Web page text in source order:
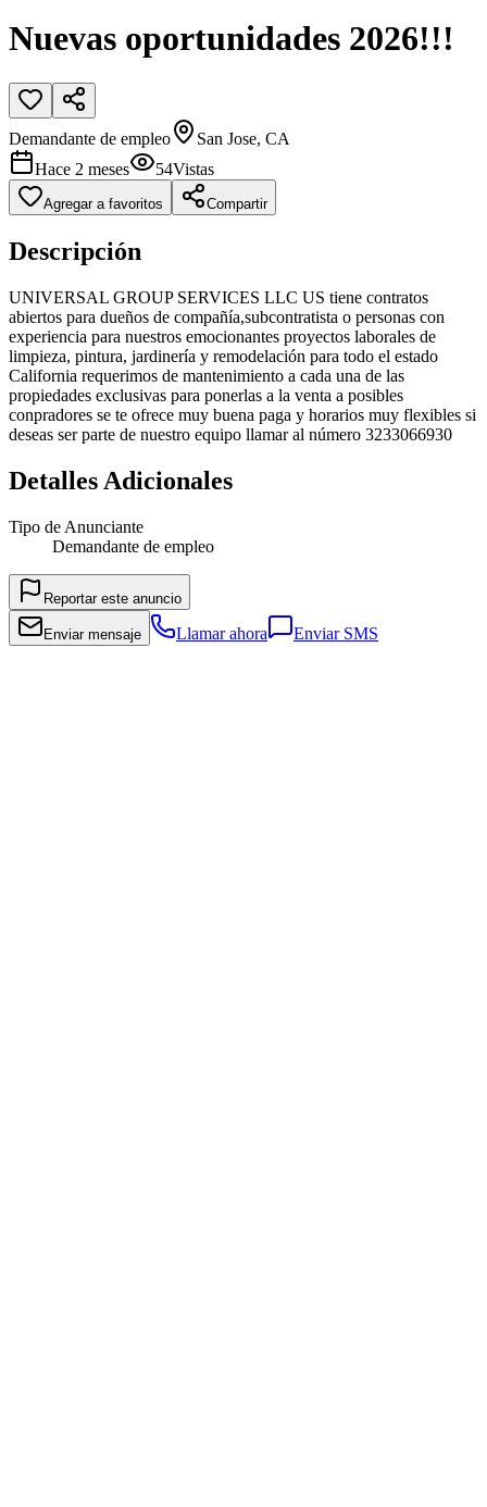
Nuevas oportunidades 2026!!!
Demandante de empleo
San Jose, CA
Hace 2 meses
54Vistas
Agregar a favoritos Compartir
Descripción
UNIVERSAL GROUP SERVICES LLC US tiene contratos
abiertos para dueños de compañía,subcontratista o personas con
experiencia para nuestros emocionantes proyectos laborales de
limpieza, pintura, jardinería y remodelación para todo el estado
California requerimos de mantenimiento a cada una de las
propiedades exclusivas para ponerlas a la venta a posibles
conpradores se te ofrece muy buena paga y horarios muy flexibles si
deseas ser parte de nuestro equipo llamar al número 3233066930
Detalles Adicionales
Tipo de Anunciante
Demandante de empleo
Reportar este anuncio
Enviar mensaje Llamar ahora Enviar SMS